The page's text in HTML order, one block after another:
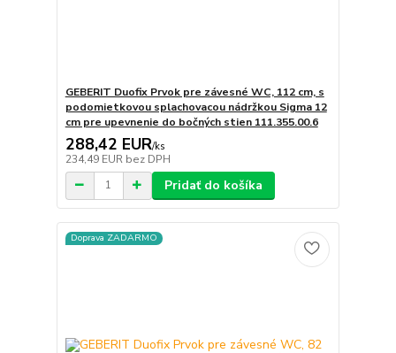
GEBERIT Duofix Prvok pre závesné WC, 112 cm, s
podomietkovou splachovacou nádržkou Sigma 12
cm pre upevnenie do bočných stien 111.355.00.6
288,42 EUR/ks
234,49 EUR bez DPH
Pridať do košíka
Doprava ZADARMO